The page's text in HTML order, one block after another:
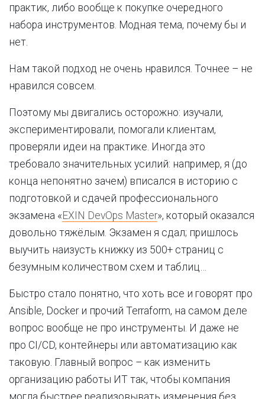
практик, либо вообще к покупке очередного
набора инструментов. Модная тема, почему бы и
нет.
Нам такой подход не очень нравился. Точнее – не
нравился совсем.
Поэтому мы двигались осторожно: изучали,
экспериментировали, помогали клиентам,
проверяли идеи на практике. Иногда это
требовало значительных усилий: например, я (до
конца непонятно зачем) вписался в историю с
подготовкой и сдачей профессионального
экзамена « EXIN DevOps Master», который оказался
довольно тяжёлым. Экзамен я сдал; пришлось
выучить наизусть книжку из 500+ страниц с
безумным количеством схем и таблиц…
Быстро стало понятно, что хоть все и говорят про
Ansible, Docker и прочий Terraform, на самом деле
вопрос вообще не про инструменты. И даже не
про CI/CD, контейнеры или автоматизацию как
таковую. Главный вопрос – как изменить
организацию работы ИТ так, чтобы компания
могла быстрее реализовывать изменения без